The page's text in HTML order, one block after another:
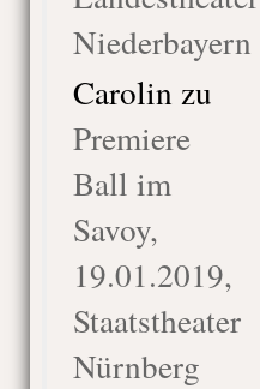
Niederbayern
Carolin zu
Premiere
Ball im
Savoy,
19.01.2019,
Staatstheater
Nürnberg